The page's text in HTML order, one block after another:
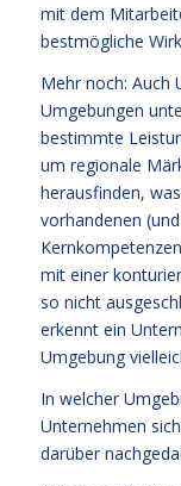
mit dem
bestmögliche
Mehr noch: Auch
Umgebungen
bestimmte
um regionale
herausfinden,
vorhandenen
mit einer
so nicht
erkennt ein
Umgebung
In welcher
Unternehmen
darüber